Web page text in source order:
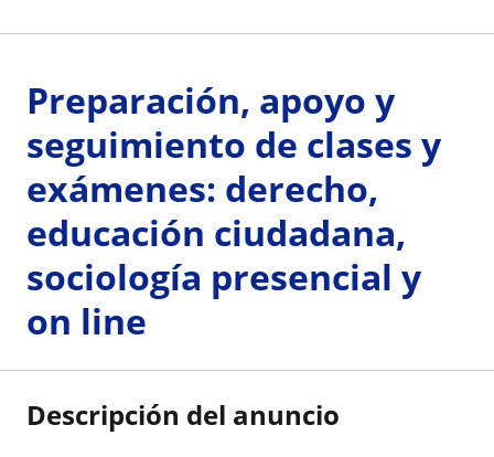
Preparación, apoyo y
seguimiento de clases y
exámenes: derecho,
educación ciudadana,
sociología presencial y
on line
Descripción del anuncio